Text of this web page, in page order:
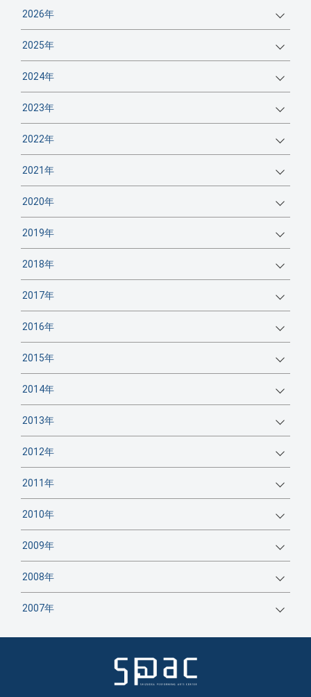
2026年
2025年
2024年
2023年
2022年
2021年
2020年
2019年
2018年
2017年
2016年
2015年
2014年
2013年
2012年
2011年
2010年
2009年
2008年
2007年